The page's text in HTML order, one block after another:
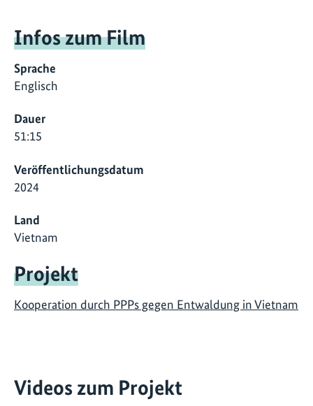
Infos zum Film
Sprache
Englisch
Dauer
51:15
Veröffentlichungsdatum
2024
Land
Vietnam
Projekt
Kooperation durch PPPs gegen Entwaldung in Vietnam
Videos zum Projekt